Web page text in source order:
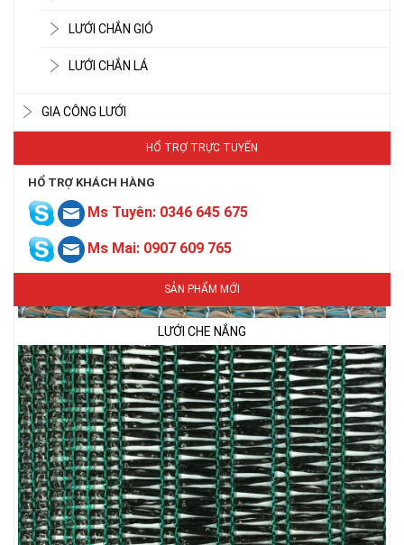
LƯỚI CHẮN GIÓ
LƯỚI CHẮN LÁ
GIA CÔNG LƯỚI
HỔ TRỢ TRỰC TUYẾN
HỔ TRỢ KHÁCH HÀNG
Ms Tuyên: 0346 645 675
Ms Mai: 0907 609 765
SẢN PHẨM MỚI
LƯỚI CHE NẮNG